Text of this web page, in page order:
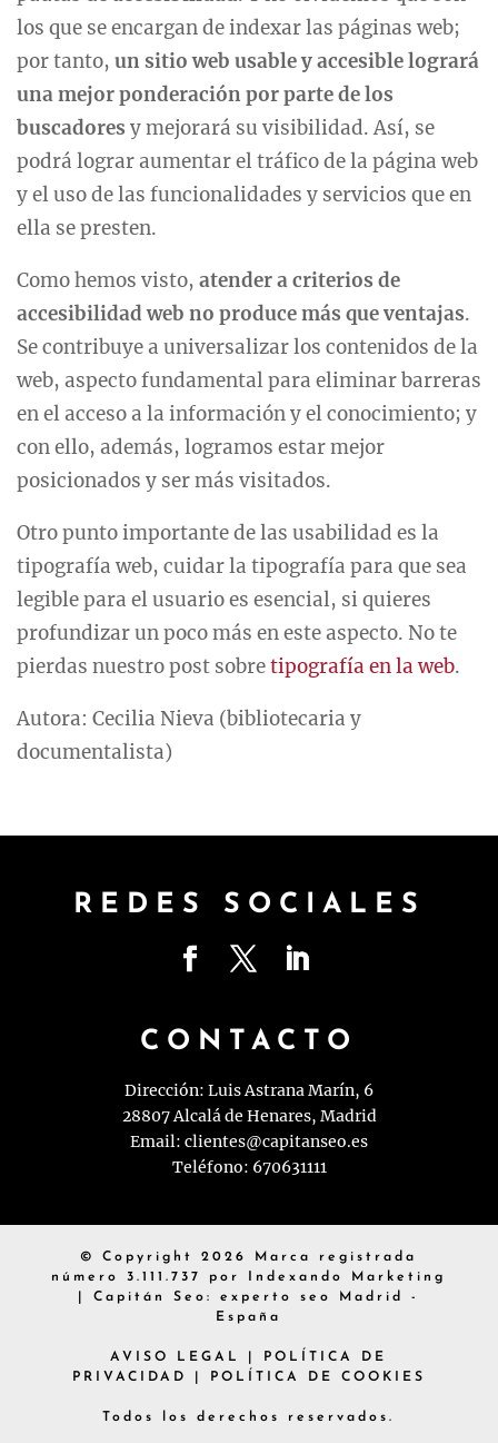
los que se encargan de indexar las páginas web;
por tanto, un sitio web usable y accesible logrará
una mejor ponderación por parte de los
buscadores y mejorará su visibilidad. Así, se
podrá lograr aumentar el tráfico de la página web
y el uso de las funcionalidades y servicios que en
ella se presten.
Como hemos visto, atender a criterios de
accesibilidad web no produce más que ventajas.
Se contribuye a universalizar los contenidos de la
web, aspecto fundamental para eliminar barreras
en el acceso a la información y el conocimiento; y
con ello, además, logramos estar mejor
posicionados y ser más visitados.
Otro punto importante de las usabilidad es la
tipografía web, cuidar la tipografía para que sea
legible para el usuario es esencial, si quieres
profundizar un poco más en este aspecto. No te
pierdas nuestro post sobretipografía en la web.
Autora: Cecilia Nieva (bibliotecaria y
documentalista)
REDES SOCIALES
CONTACTO
Dirección: Luis Astrana Marín, 6
28807 Alcalá de Henares, Madrid
Email: clientes@capitanseo.es
Teléfono: 670631111
© Copyright 2026 Marca registrada
número 3.111.737 por Indexando Marketing
| Capitán Seo: experto seo Madrid -
España
AVISO LEGAL
POLÍTICA DE
PRIVACIDAD
POLÍTICA DE COOKIES
Todos los derechos reservados.